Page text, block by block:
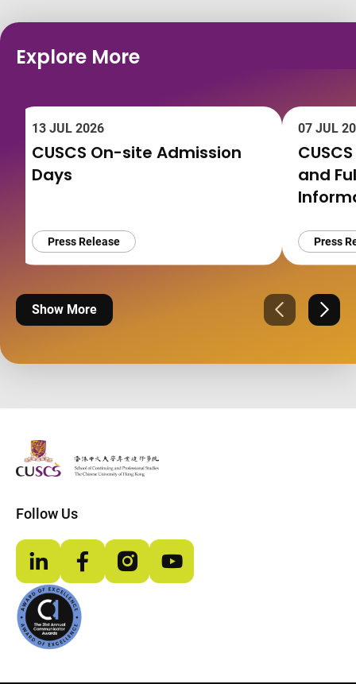
Explore More
13 JUL 2026
CUSCS On-site Admission
Days
Press Release
07 JUL
and
Press
Show More
PreviousNext
The Chinese Univeristy of hong Kong
Follow Us
LinkedInFacebookInstagramYouTube